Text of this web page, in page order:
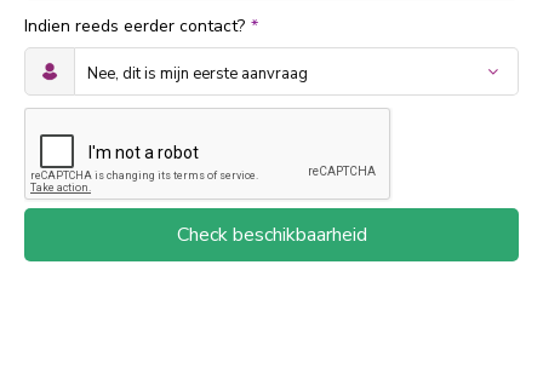
Indien reeds eerder contact? *
Check beschikbaarheid